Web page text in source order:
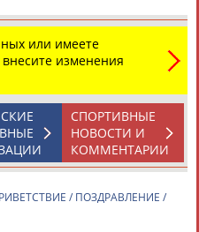
или имеете
изменения
СПОРТИВНЫЕ
НОВОСТИ И
КОММЕНТАРИИ
/ ПОЗДРАВЛЕНИЕ /